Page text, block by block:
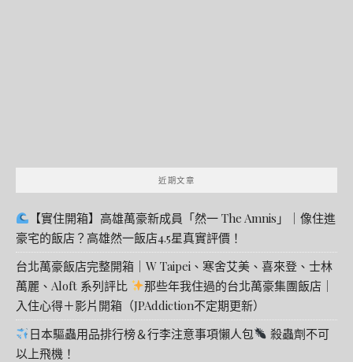
近期文章
【實住開箱】高雄萬豪新成員「然一 The Amnis」｜像住進
豪宅的飯店？高雄然一飯店4.5星真實評價！
台北萬豪飯店完整開箱｜W Taipei、寒舍艾美、喜來登、士林
萬麗、Aloft 系列評比
那些年我住過的台北萬豪集團飯店｜
入住心得＋影片開箱（JPAddiction不定期更新）
日本驅蟲用品排行榜＆行李注意事項懶人包
殺蟲劑不可
以上飛機！